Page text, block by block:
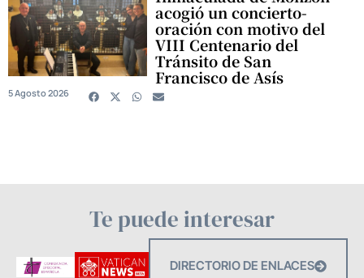
acogió un concierto-
oración con motivo del
VIII Centenario del
Tránsito de San
Francisco de Asís
5 Agosto 2026
Te puede interesar
DIRECTORIO DE ENLACES